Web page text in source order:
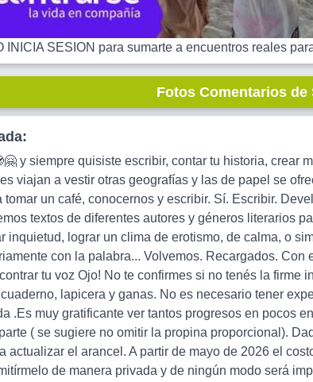
INICIA SESION para sumarte a encuentros reales
Fotos Comentarios de
y siempre quisiste escribir, contar tu historia, crear
viajan a vestir otras geografías y las de papel se
tomar un café, conocernos y escribir. Sí. Escribir.
textos de diferentes autores y géneros literarios
inquietud, lograr un clima de erotismo, de calma, o
con la palabra... Volvemos. Recargados.
tu voz Ojo! No te confirmes si no tenés la firme
lapicera y ganas. No es necesario tener
.Es muy gratificante ver tantos progresos en pocos
( se sugiere no omitir la propina proporcional).
actualizar el arancel. A partir de mayo de 2026 el
de manera privada y de ningún modo será